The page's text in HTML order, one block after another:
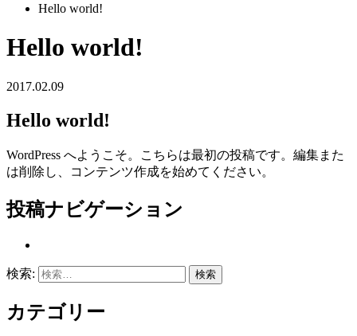
Hello world!
Hello world!
2017.02.09
Hello world!
WordPress へようこそ。こちらは最初の投稿です。編集また
は削除し、コンテンツ作成を始めてください。
投稿ナビゲーション
検索:
カテゴリー